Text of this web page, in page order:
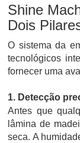
Shine
Dois
O sistema da
tecnológicos
fornecer uma
1. Detecção
Antes que
lâmina de
seca. A